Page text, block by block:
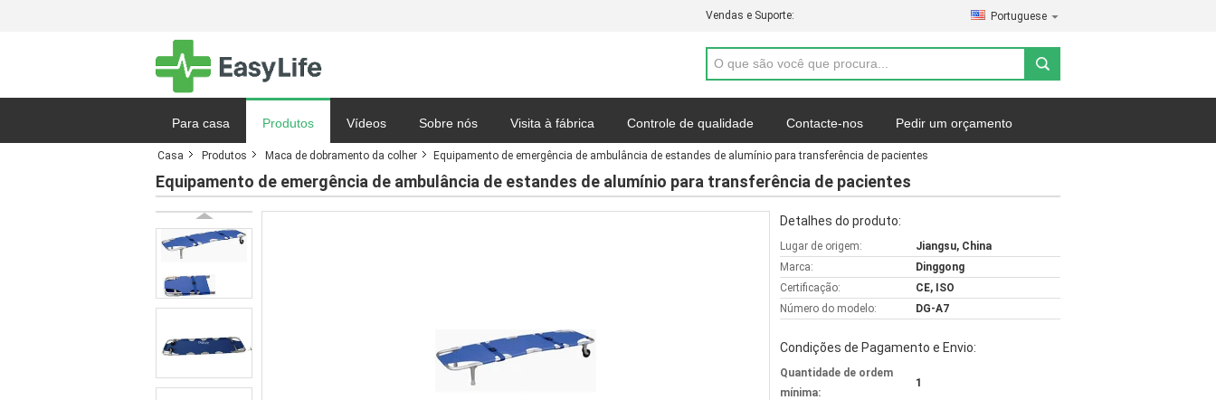
Vendas e Suporte: Portuguese
Para casa Produtos Vídeos Sobre nós Visita à fábrica Controle de qualidade Contacte-nos Pedir um orçamento
Notícias Mapa do site Política de Privacidade Casos
Casa Produtos Maca de dobramento da colher Equipamento de emergência de ambulância de estandes de alumínio para transferência de pacientes
Equipamento de emergência de ambulância de estandes de alumínio para transferência de pacientes
Detalhes do produto:
Lugar de origem:
Jiangsu, China
Marca:
Dinggong
Certificação:
CE, ISO
Número do modelo:
DG-A7
Condições de Pagamento e Envio:
Quantidade de ordem
mínima:
1